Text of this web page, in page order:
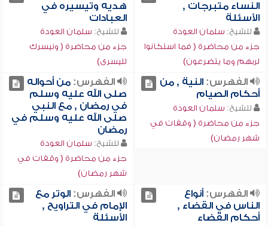
النساء متبرجات ,
الأسئلة
للشيخ: سلمان العودة
جزء من محاضرة ( فما استكانوا
لربهم وما يتضرعون)
هديه وتيسيره في
العبادات
للشيخ: سلمان العودة
جزء من محاضرة ( ونيسرك
لليسرى)
الفهرس:النية , من
أحكام الصيام
للشيخ: سلمان العودة
جزء من محاضرة ( وقفات في
شهر رمضان)
الفهرس:من أحواله
صلى الله عليه وسلم
في رمضان , مع النبي
صلى الله عليه وسلم في
رمضان
للشيخ: سلمان العودة
جزء من محاضرة ( وقفات في
شهر رمضان)
الفهرس:أنواع
الناس في القضاء ,
أحكام القضاء
الفهرس:الوتر مع
الإمام في التراويح ,
الأسئلة